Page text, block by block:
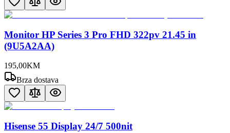
Monitor HP Series 3 Pro FHD 322pv 21.45 in
(9U5A2AA)
195,00KM
Brza dostava
Hisense 55 Display 24/7 500nit